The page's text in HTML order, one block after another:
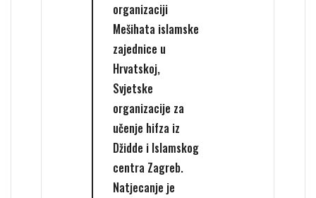
organizaciji
Mešihata islamske
zajednice u
Hrvatskoj,
Svjetske
organizacije za
učenje hifza iz
Džidde i Islamskog
centra Zagreb.
Natjecanje je